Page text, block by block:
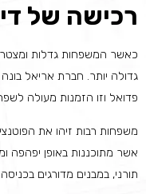
רכישה של
כאשר המשפחות גדלות
גדולה יותר. חברת אריאל
פדואל וזו הזמנות מעולה
אשר מתוכננות באופן יפהפה
תורני, במבנים מדורגים